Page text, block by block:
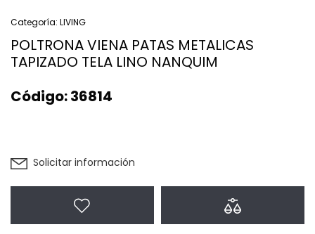
Categoría: LIVING
POLTRONA VIENA PATAS METALICAS
TAPIZADO TELA LINO NANQUIM
Código:36814
Solicitar información